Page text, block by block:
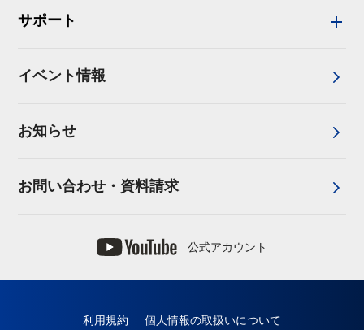
サポート
イベント情報
お知らせ
お問い合わせ・資料請求
公式アカウント
利用規約 個人情報の取扱いについて